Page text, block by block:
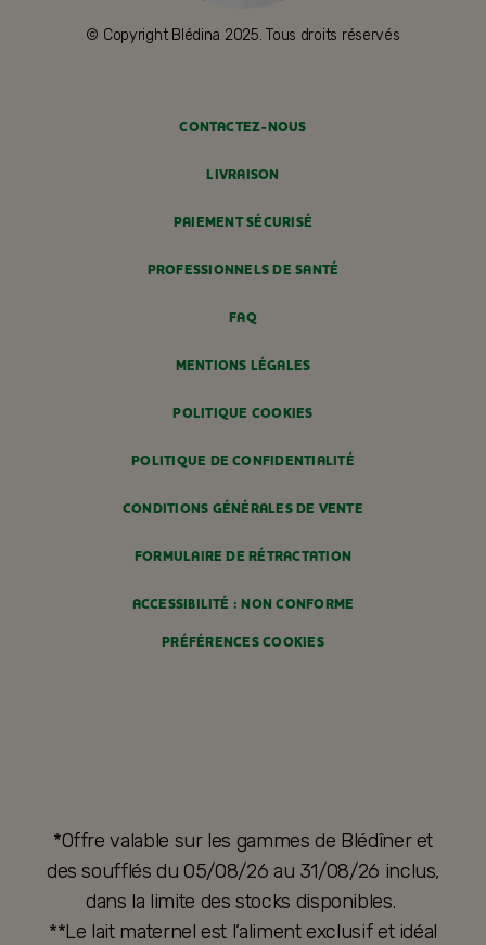
© Copyright Blédina 2025. Tous droits réservés
CONTACTEZ-NOUS
LIVRAISON
PAIEMENT SÉCURISÉ
PROFESSIONNELS DE SANTÉ
FAQ
MENTIONS LÉGALES
POLITIQUE COOKIES
POLITIQUE DE CONFIDENTIALITÉ
CONDITIONS GÉNÉRALES DE VENTE
FORMULAIRE DE RÉTRACTATION
ACCESSIBILITÉ : NON CONFORME
PRÉFÉRENCES COOKIES
*Offre valable sur les gammes de Blédîner et
des soufflés du 05/08/26 au 31/08/26 inclus,
dans la limite des stocks disponibles.
**Le lait maternel est l’aliment exclusif et idéal